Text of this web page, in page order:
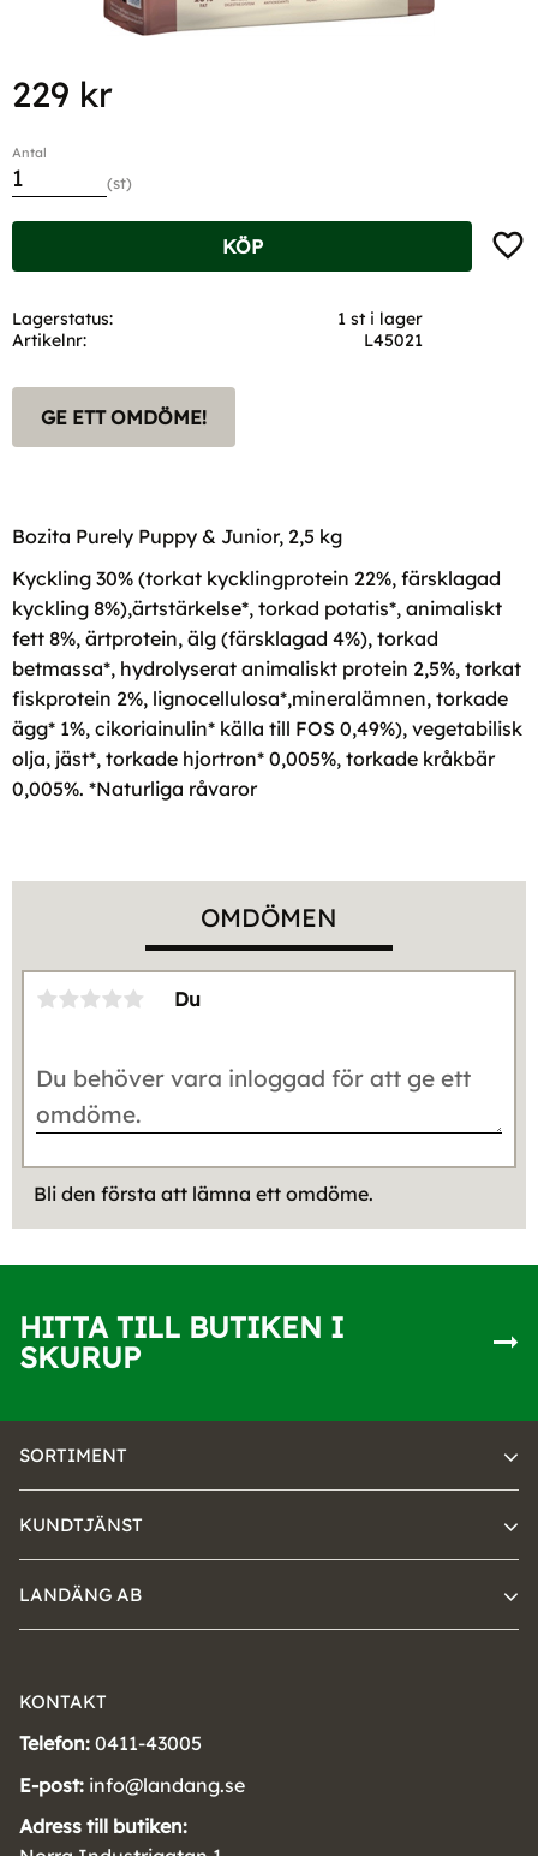
229 kr
Antal
st
KÖP
Lagerstatus
1 st i lager
Artikelnr
L45021
GE ETT OMDÖME!
Bozita Purely Puppy & Junior, 2,5 kg
Kyckling 30% (torkat kycklingprotein 22%, färsklagad
kyckling 8%),ärtstärkelse*, torkad potatis*, animaliskt
fett 8%, ärtprotein, älg (färsklagad 4%), torkad
betmassa*, hydrolyserat animaliskt protein 2,5%, torkat
fiskprotein 2%, lignocellulosa*,mineralämnen, torkade
ägg* 1%, cikoriainulin* källa till FOS 0,49%), vegetabilisk
olja, jäst*, torkade hjortron* 0,005%, torkade kråkbär
0,005%. *Naturliga råvaror
OMDÖMEN
Du
Bli den första att lämna ett omdöme.
HITTA TILL BUTIKEN I
SKURUP
SORTIMENT
KUNDTJÄNST
LANDÄNG AB
KONTAKT
Telefon: 0411-43005
E-post: info@landang.se
Adress till butiken: